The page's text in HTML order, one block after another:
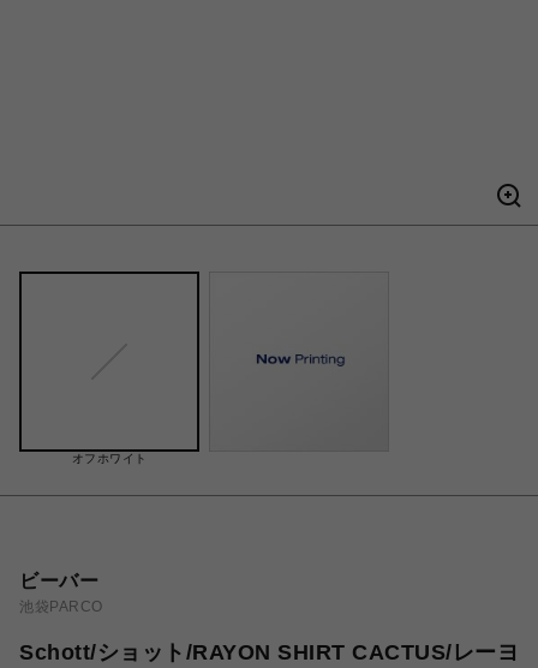
オフホワイト
ビーバー
池袋PARCO
Schott/ショット/RAYON SHIRT CACTUS/レーヨ